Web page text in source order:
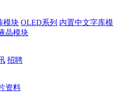
模块 OLED系列 内置中文字库模
晶模块
招聘
资料